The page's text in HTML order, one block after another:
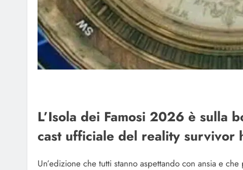
L’Isola dei Famosi 2026 è sulla
cast ufficiale del reality survivor
Un’edizione che tutti stanno aspettando con ansia e